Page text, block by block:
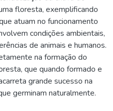
floresta, exemplificando
atuam no funcionamento
condições ambientais,
de animais e humanos.
na formação do
que quando formado e
grande sucesso na
germinam naturalmente.